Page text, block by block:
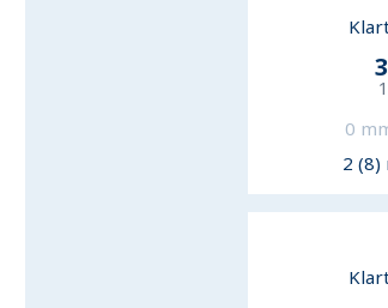
0
2 (8)